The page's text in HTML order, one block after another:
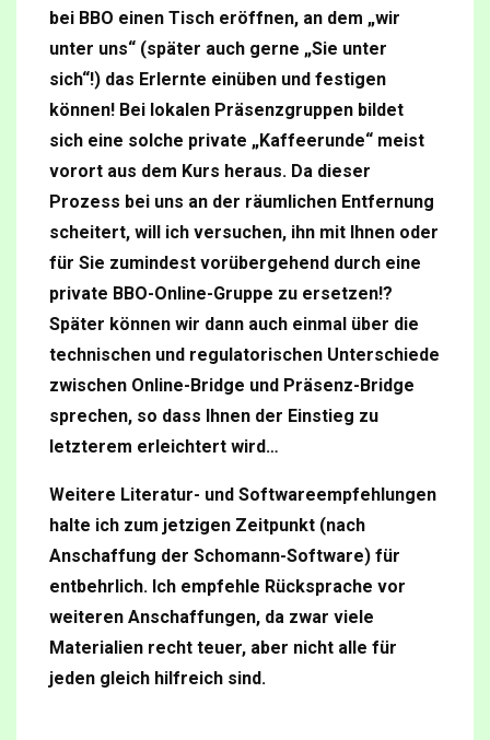
bei BBO einen Tisch eröffnen, an dem „wir
unter uns“ (später auch gerne „Sie unter
sich“!) das Erlernte einüben und festigen
können! Bei lokalen Präsenzgruppen bildet
sich eine solche private „Kaffeerunde“ meist
vorort aus dem Kurs heraus. Da dieser
Prozess bei uns an der räumlichen Entfernung
scheitert, will ich versuchen, ihn mit Ihnen oder
für Sie zumindest vorübergehend durch eine
private BBO-Online-Gruppe zu ersetzen!?
Später können wir dann auch einmal über die
technischen und regulatorischen Unterschiede
zwischen Online-Bridge und Präsenz-Bridge
sprechen, so dass Ihnen der Einstieg zu
letzterem erleichtert wird…
Weitere Literatur- und Softwareempfehlungen
halte ich zum jetzigen Zeitpunkt (nach
Anschaffung der Schomann-Software) für
entbehrlich. Ich empfehle Rücksprache vor
weiteren Anschaffungen, da zwar viele
Materialien recht teuer, aber nicht alle für
jeden gleich hilfreich sind.